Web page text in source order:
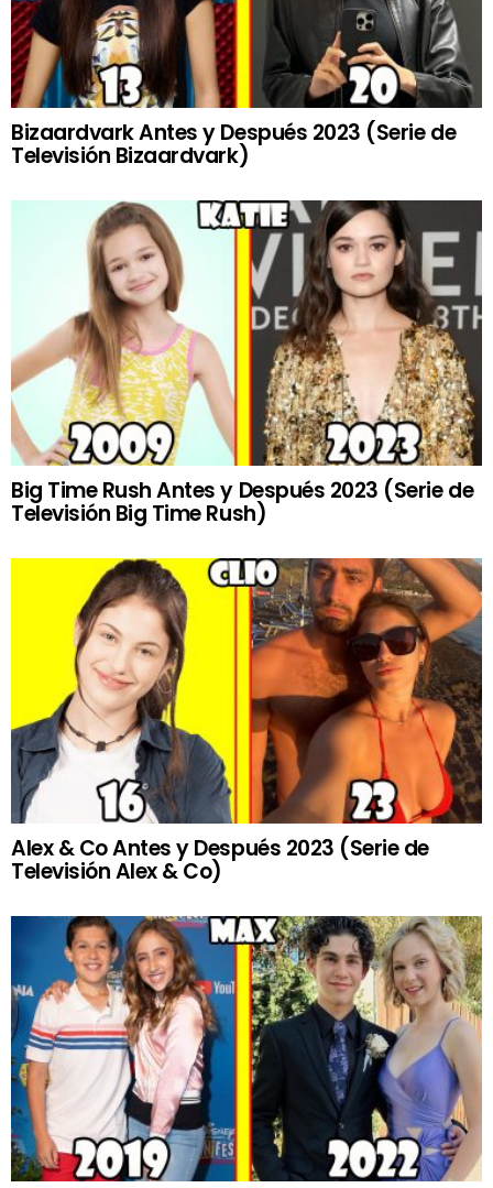
Bizaardvark Antes y Después 2023 (Serie de
Televisión Bizaardvark)
Big Time Rush Antes y Después 2023 (Serie de
Televisión Big Time Rush)
Alex & Co Antes y Después 2023 (Serie de
Televisión Alex & Co)